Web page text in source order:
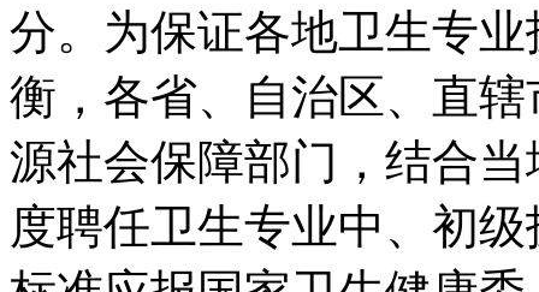
分。为保证各地卫生专
衡，各省、自治区、直
源社会保障部门，结合
度聘任卫生专业中、初